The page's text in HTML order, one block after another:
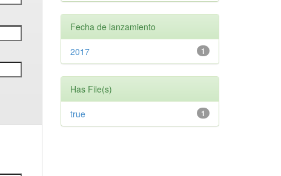
Fecha de lanzamiento
1
2017
Has File(s)
1
true